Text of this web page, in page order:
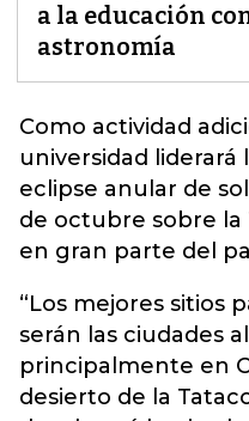
a la educación
astronomía
Como actividad
universidad liderará
eclipse anular de
de octubre sobre la
en gran parte del
“Los mejores sitios
serán las ciudades
principalmente en
desierto de la